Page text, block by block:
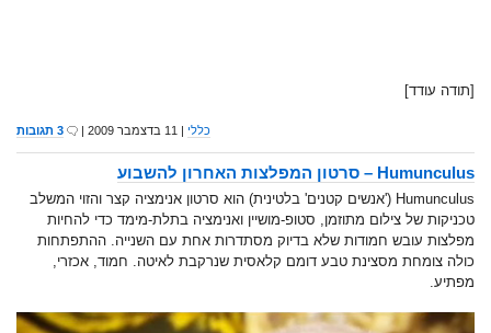
[תודה עודד]
כללי | 11 בדצמבר 2009 | 3 תגובות
Humunculus – סרטון המפלצות האחרון להשבוע
Humunculus ('אנשים קטנים' בלטינית) הוא סרטון אנימציה קצר והזוי המשלב
טכניקות של צילום מתוזמן, סטופ-מושיין ואנימציה בתלת-מימד כדי להחיות
מפלצות עובש חמודות שלא בדיוק מסתדרות אחת עם השנייה. ההתפתחות
כולה צומחת מסצינת טבע דומם קלאסית שנרקבת לאיטה. חמוד, אכזרי,
מפתיע.